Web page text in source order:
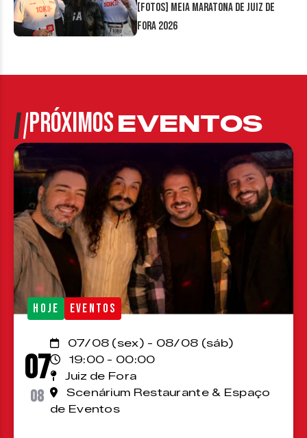
[FOTOS] Meia Maratona de Juiz de
Fora 2026
PRÓXIMOSEVENTOS
HOJE EVENTOS
07
08
07/08 (sex) - 08/08 (sáb)
19:00 - 00:00
Juiz de Fora
Scenárium Restaurante & Espaço
de Eventos